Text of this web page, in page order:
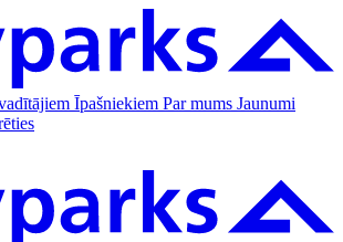
Īpašniekiem Par mums Jaunumi